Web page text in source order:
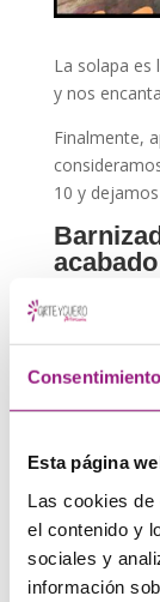
Consentimiento
Esta página
Las cookies
el contenido y
sociales y
información
La solapa es
y nos
Finalmente,
10 y
Otro paso
acabado es